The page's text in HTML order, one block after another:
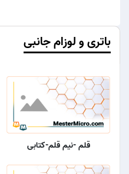
باتری و لوزام جانبی
قلم -نیم قلم-کتابی